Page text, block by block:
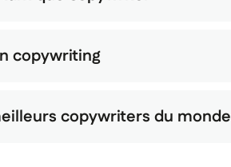
copywriting
des meilleurs copywriters du monde